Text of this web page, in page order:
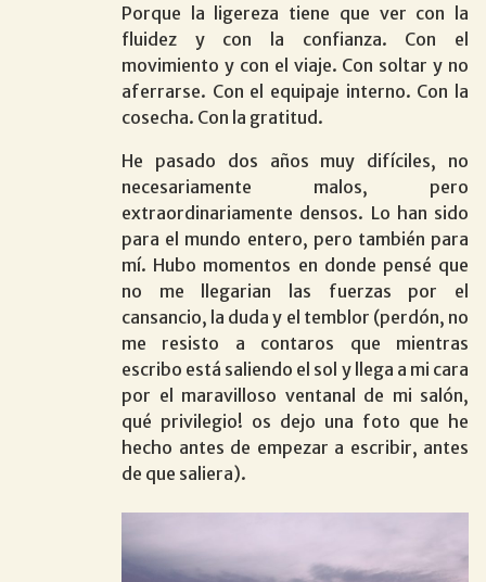
Porque la ligereza tiene que ver con la
fluidez y con la confianza. Con el
movimiento y con el viaje. Con soltar y no
aferrarse. Con el equipaje interno. Con la
cosecha. Con la gratitud.
He pasado dos años muy difíciles, no
necesariamente malos, pero
extraordinariamente densos. Lo han sido
para el mundo entero, pero también para
mí. Hubo momentos en donde pensé que
no me llegarian las fuerzas por el
cansancio, la duda y el temblor (perdón, no
me resisto a contaros que mientras
escribo está saliendo el sol y llega a mi cara
por el maravilloso ventanal de mi salón,
qué privilegio! os dejo una foto que he
hecho antes de empezar a escribir, antes
de que saliera).